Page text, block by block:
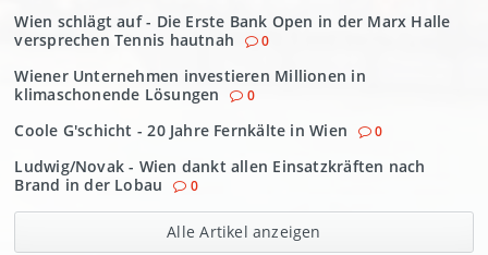
Wien schlägt auf - Die Erste Bank Open in der Marx Halle
versprechen Tennis hautnah
0
Wiener Unternehmen investieren Millionen in
klimaschonende Lösungen
0
Coole G'schicht - 20 Jahre Fernkälte in Wien 0
Ludwig/Novak - Wien dankt allen Einsatzkräften nach
Brand in der Lobau
0
Alle Artikel anzeigen